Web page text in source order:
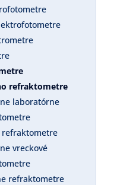
refraktometre
laboratórne
refraktometre
vreckové
refraktometre